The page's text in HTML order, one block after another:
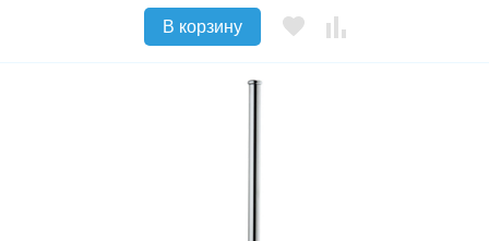
В корзину